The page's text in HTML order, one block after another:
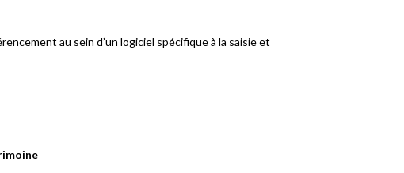
au sein d’un logiciel spécifique à la saisie et